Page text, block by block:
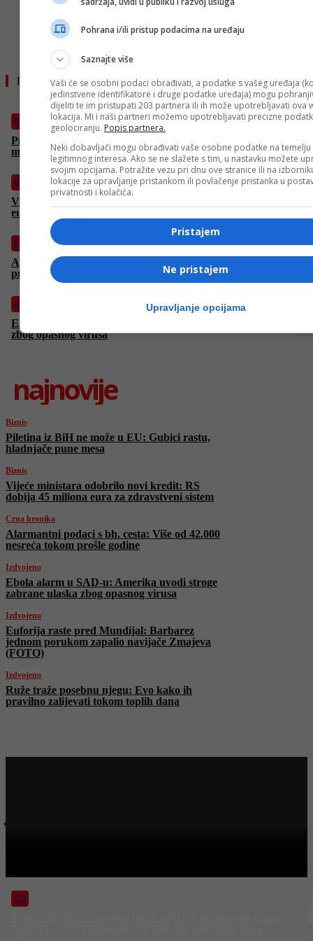
Pročitajte još
Biznis
Piletina iz BiH ne može u EU: Gubici rastu, hladnjače pune
mesa
Biznis
Vijeće ministara odobrilo novi kredit: RS dobija 45 miliona
eura za zdravstveni sistem
Crna hronika
Alarmantni podaci s bh. cesta: Više od 42.000 nesreća tokom
prošle godine
Izdvojeno
Ebola alarm u SAD-u: Amerika uvodi stroge zabrane ulaska
zbog opasnog virusa
najnovije
Biznis
Piletina iz BiH ne može u EU: Gubici rastu,
hladnjače pune mesa
Biznis
Vijeće ministara odobrilo novi kredit: RS
dobija 45 miliona eura za zdravstveni sistem
Crna hronika
Alarmantni podaci s bh. cesta: Više od 42.000
nesreća tokom prošle godine
Izdvojeno
Ebola alarm u SAD-u: Amerika uvodi stroge
zabrane ulaska zbog opasnog virusa
Izdvojeno
Euforija raste pred Mundijal: Barbarez
jednom porukom zapalio navijače Zmajeva
(FOTO)
Izdvojeno
Ruže traže posebnu njegu: Evo kako ih
pravilno zalijevati tokom toplih dana
CD
Pohrana i/ili pristup podacima na uređaju
Saznajte više
Vaši će se osobni podaci obrađivati, a podatke s vašeg uređaja
jedinstvene identifikatore i druge podatke uređaja) mogu
dijeliti te im pristupati 203 partnera ili ih može upotrebljavati ova
lokacija. Mi i naši partneri možemo upotrebljavati precizne
geolociranju. Popis partnera.
Neki dobavljači mogu obrađivati vaše osobne podatke na temelju
legitimnog interesa. Ako se ne slažete s tim, u nastavku možete
svojim opcijama. Potražite vezu pri dnu ove stranice ili na
lokacije za upravljanje pristankom ili povlačenje pristanka u
privatnosti i kolačića.
Pristajem
Ne pristajem
Upravljanje opcijama